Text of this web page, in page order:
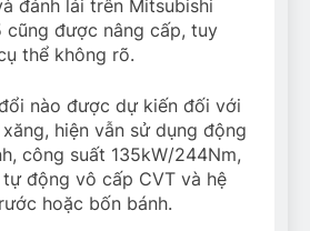
đánh lái trên Mitsubishi
cũng được nâng cấp, tuy
thể không rõ.
nào được dự kiến đối với
hiện vẫn sử dụng động
công suất 135kW/244Nm,
động vô cấp CVT và hệ
hoặc bốn bánh.